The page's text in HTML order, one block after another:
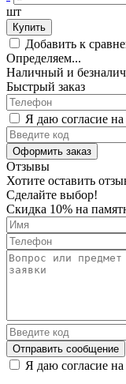
шт
Купить
Добавить к
Определяем...
Наличный и
Быстрый заказ
Я даю согласие
Оформить заказ
Отзывы
Хотите оставить
Сделайте выбор!
Скидка 10% на
Отправить сообщение
Я даю согласие